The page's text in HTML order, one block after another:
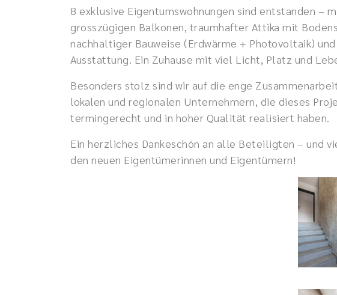
8 exklusive Eigentumswohnungen sind entstanden –
grosszügigen Balkonen, traumhafter Attika mit
nachhaltiger Bauweise (Erdwärme + Photovoltaik)
Ausstattung. Ein Zuhause mit viel Licht, Platz und
Besonders stolz sind wir auf die enge
lokalen und regionalen Unternehmern, die dieses
termingerecht und in hoher Qualität realisiert haben.
Ein herzliches Dankeschön an alle Beteiligten – und
den neuen Eigentümerinnen und Eigentümern!